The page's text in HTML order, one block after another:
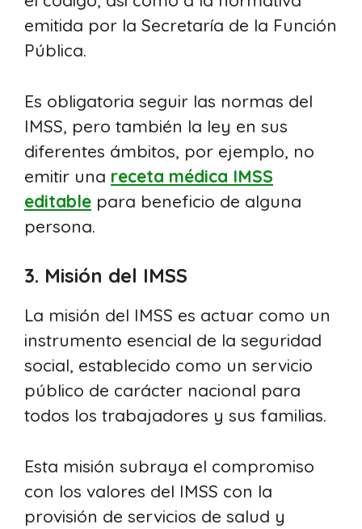
emitida por la Secretaría de la Función
Pública.
Es obligatoria seguir las normas del
IMSS, pero también la ley en sus
diferentes ámbitos, por ejemplo, no
emitir una receta médica IMSS
editable para beneficio de alguna
persona.
3. Misión del IMSS
La misión del IMSS es actuar como un
instrumento esencial de la seguridad
social, establecido como un servicio
público de carácter nacional para
todos los trabajadores y sus familias.
Esta misión subraya el compromiso
con los valores del IMSS con la
provisión de servicios de salud y